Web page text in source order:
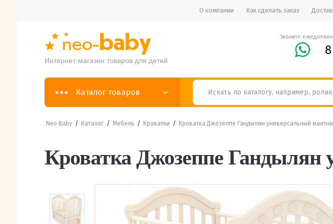
О компании Как сделать заказ
Интернет-магазин товаров для детей
Звоните ежедневно
Каталог товаров
Neo Baby/ Каталог/ Мебель / Кроватки / Кроватка Джозеппе Гандылян универсальный
Кроватка Джозеппе